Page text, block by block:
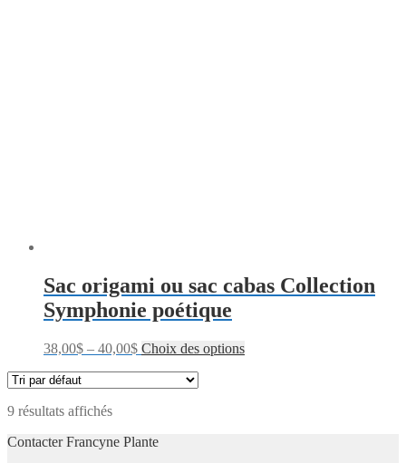
Sac origami ou sac cabas Collection
Symphonie poétique
38,00$ – 40,00$ Choix des options
9 résultats affichés
Contacter Francyne Plante